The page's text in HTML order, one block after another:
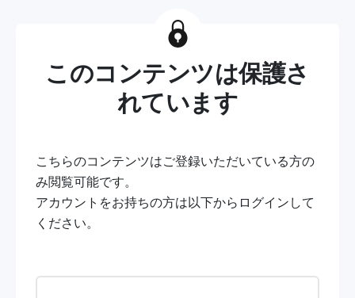
このコンテンツは保護さ
れています
こちらのコンテンツはご登録いただいている方の
み閲覧可能です。
アカウントをお持ちの方は以下からログインして
ください。